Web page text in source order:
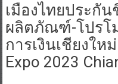
เมืองไทยประกั
ผลิตภัณฑ์-โปรโ
การเงินเชียงให
Expo 2023